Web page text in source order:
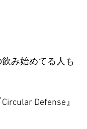
み始めてる人も
Defense』